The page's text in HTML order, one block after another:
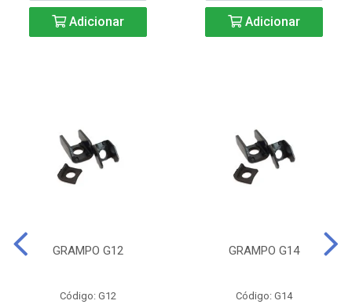
Adicionar Adicionar
GRAMPO G12
Código: G12
GRAMPO G14
Código: G14